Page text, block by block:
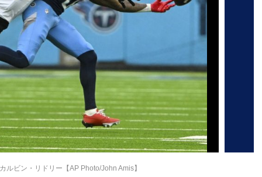
ルビン・リドリー【AP Photo/John Amis】